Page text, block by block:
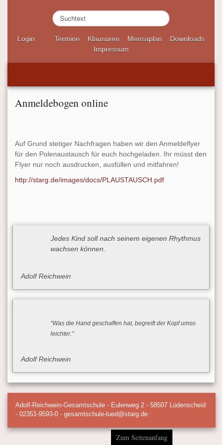
S
u
c
n
.
Login Termine Klausuren Mensaplan
Downloads
Impressum
Anmeldebogen online
Auf Grund stetiger Nachfragen haben wir den Anmeldeflyer
für den Polenaustausch für euch hochgeladen. Ihr müsst den
Flyer nur noch ausdrucken, ausfüllen und mitfahren!
http://starg.de/images/docs/PLAUSTAUSCH.pdf
Jedes Kind soll nach seinem eigenen Rhythmus
wachsen können.
Adolf Reichwein
“Was die Hand geschaffen hat, begreift der Kopf umso
leichter.”
Adolf Reichwein
Adolf-Reichwein-Gesamtschule - Eulenweg 2 - 58507 Lüdenscheid
- 02351-9593-0 - gesamtschule-lued@starg.de
Zum Seitenanfang